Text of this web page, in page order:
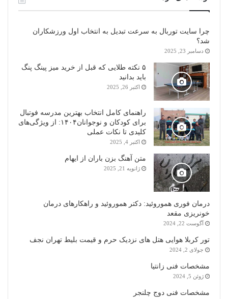
چرا سایت توربال به ‌سرعت تبدیل به انتخاب اول ورزشکاران
شد؟
دسامبر 23, 2025
۵ نکته طلایی که قبل از خرید میز پینگ پنگ
باید بدانید
اکتبر 26, 2025
راهنمای کامل انتخاب بهترین مدرسه فوتبال
برای کودکان و نوجوانان۱۴۰۴: از ویژگی‌های
کلیدی تا نکات عملی
اکتبر 4, 2025
متن آهنگ بزن باران از ایهام
ژانویه 21, 2025
درمان فوری هموروئید: دکتر هموروئید و راهکارهای درمان
خونریزی مقعد
آگوست 22, 2024
تور کربلا هوایی هتل های نزدیک حرم و قیمت بلیط تهران نجف
جولای 2, 2024
مشخصات فنی زانتیا
ژوئن 5, 2024
مشخصات فنی دوج چلنجر